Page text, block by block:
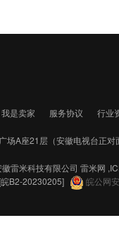
我是卖家 服务协议 行业
场A座21层（安徽电视台正对
雷米科技有限公司 雷米网
B2-20230205] 皖公网